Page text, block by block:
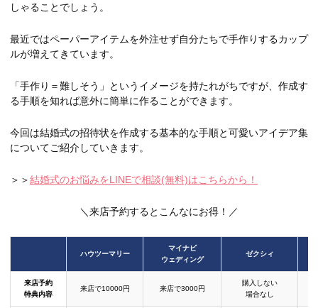
しゃることでしょう。
最近ではペーパーアイテムを外注せず自分たちで手作りするカップ
ルが増えてきています。
「手作り＝難しそう」というイメージを持たれがちですが、作成す
る手順を知れば意外に簡単に作ることができます。
今回は結婚式の招待状を作成する基本的な手順と可愛いアイデア集
についてご紹介していきます。
＞＞結婚式のお悩みをLINEで相談(無料)はこちらから！
＼来店予約するとこんなにお得！／
ハウツーマリー
マイナビ
ウェディング
ゼクシィ
来店予約
特典内容
来店で10000円 来店で3000円
購入しない
場合なし